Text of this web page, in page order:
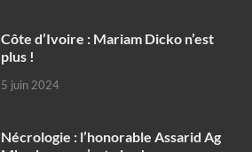
Côte d’Ivoire : Mariam Dicko n’est
plus !
5 juin 2024
Nécrologie : l’honorable Assarid Ag